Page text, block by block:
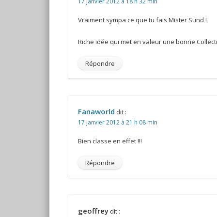
Vraiment sympa ce que tu fais Mister Sund !
Riche idée qui met en valeur une bonne
Répondre
Fanaworld dit :
17 janvier 2012 à 21 h 08 min
Bien classe en effet !!!
Répondre
geoffrey dit :